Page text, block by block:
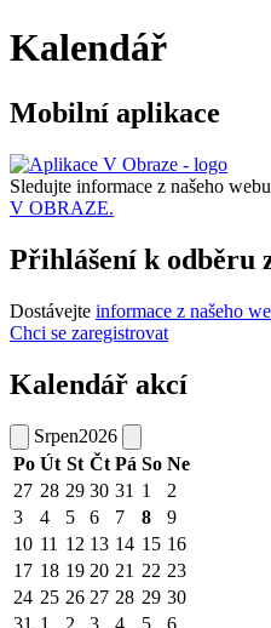
Kalendář
Mobilní aplikace
Sledujte informace z našeho
V OBRAZE.
Přihlášení k odběru
Dostávejte informace z našeho
Chci se zaregistrovat
Kalendář akcí
Srpen2026
Po Út St Čt Pá So Ne
27 28 29 30 31 1
2
3
4 5 6 7 8
9
10 11 12 13 14 15 16
17 18 19 20 21 22 23
24 25 26 27 28 29 30